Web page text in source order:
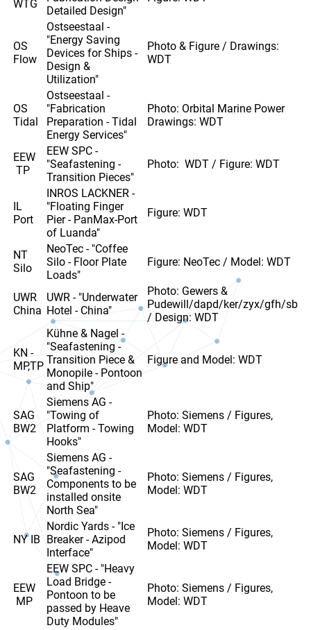
WTG
Detailed Design"
OS
Flow
Ostseestaal -
"Energy Saving
Devices for Ships -
Design &
Utilization"
Photo & Figure / Drawings:
WDT
OS
Tidal
Ostseestaal -
"Fabrication
Preparation - Tidal
Energy Services"
Photo: Orbital Marine Power
Drawings: WDT
EEW
TP
EEW SPC -
"Seafastening -
Transition Pieces"
Photo: WDT / Figure: WDT
IL
Port
INROS LACKNER -
"Floating Finger
Pier - PanMax-Port
of Luanda"
Figure: WDT
NT
Silo
NeoTec - "Coffee
Silo - Floor Plate
Loads"
Figure: NeoTec / Model: WDT
UWR
China
UWR - "Underwater
Hotel - China"
Photo: Gewers &
Pudewill/dapd/ker/zyx/gfh/sb
/ Design: WDT
KN -
MP,TP
Kühne & Nagel -
"Seafastening -
Transition Piece &
Monopile - Pontoon
and Ship"
Figure and Model: WDT
SAG
BW2
Siemens AG -
"Towing of
Platform - Towing
Hooks"
Photo: Siemens / Figures,
Model: WDT
SAG
BW2
Siemens AG -
"Seafastening -
Components to be
installed onsite
North Sea"
Photo: Siemens / Figures,
Model: WDT
NY IB
Nordic Yards - "Ice
Breaker - Azipod
Interface"
Photo: Siemens / Figures,
Model: WDT
EEW
MP
EEW SPC - "Heavy
Load Bridge -
Pontoon to be
passed by Heave
Duty Modules"
Photo: Siemens / Figures,
Model: WDT